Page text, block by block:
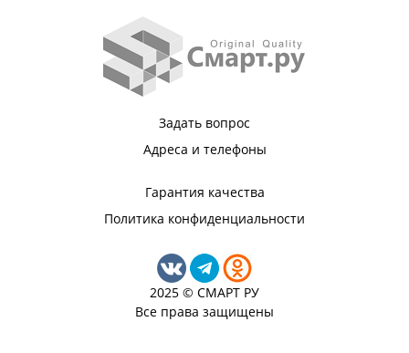
Задать вопрос
Адреса и телефоны
Гарантия качества
Политика конфиденциальности
2025 © СМАРТ РУ
Все права защищены